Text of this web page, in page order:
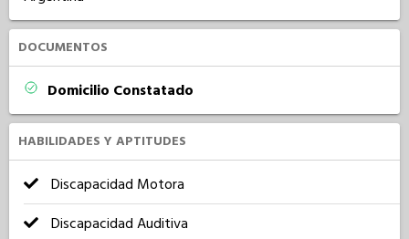
DOCUMENTOS
Domicilio Constatado
HABILIDADES Y APTITUDES
Discapacidad Motora
Discapacidad Auditiva